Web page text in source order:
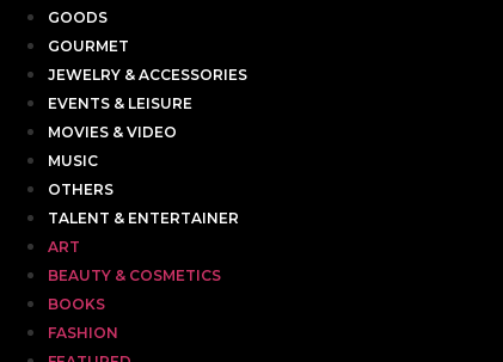
GOODS
GOURMET
JEWELRY & ACCESSORIES
EVENTS & LEISURE
MOVIES & VIDEO
MUSIC
OTHERS
TALENT & ENTERTAINER
ART
BEAUTY & COSMETICS
BOOKS
FASHION